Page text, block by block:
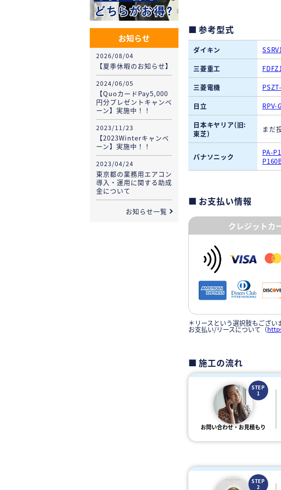
参考型式
ダイキン
三菱重工
三菱電機
日立
RPV-
日本キヤリア(旧:
東芝)
まだ
パナソニック PA-
お支払い情報
クレジットカ
＊リースという選択肢もござい
お支払い/リースについて（
施工の流れ
STEP
1
お問い合わせ・お見積もり
STEP
2
お知らせ
2026/08/04
【夏季休暇のお知らせ】
2024/06/05
【QuoカードPay5,000
円分プレゼントキャンペ
ーン】実施中！！
2023/11/23
【2023Winterキャンペ
ーン】実施中！！
2023/04/24
東京都の業務用エアコン
導入・運用に関する助成
金について
お知らせ一覧